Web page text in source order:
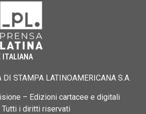
ITALIANA
STAMPA LATINOAMERICANA S.A.
– Edizioni cartacee e digitali
Tutti i diritti riservati